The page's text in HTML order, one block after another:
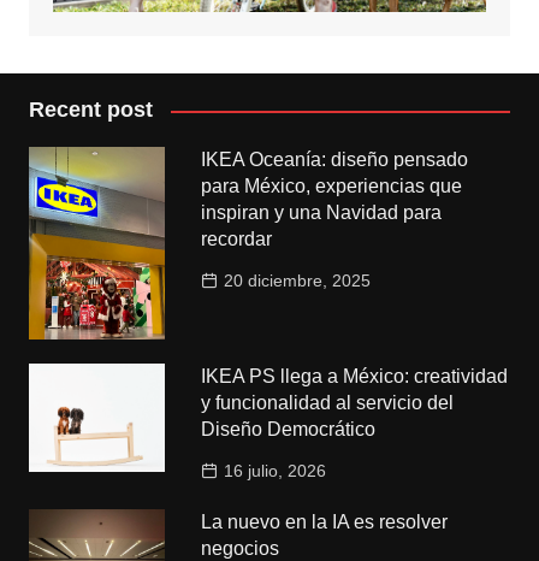
Recent post
IKEA Oceanía: diseño pensado
para México, experiencias que
inspiran y una Navidad para
recordar
20 diciembre, 2025
IKEA PS llega a México: creatividad
y funcionalidad al servicio del
Diseño Democrático
16 julio, 2026
La nuevo en la IA es resolver
negocios